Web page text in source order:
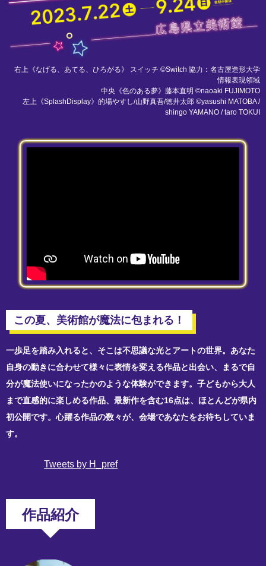
右上《なげる、あてる、ひろがる》 スイッチ ©Switch 協力：名古屋造形大学
情報表現領域
中央《色のある夢》藤本直明 ©naoaki FUJIMOTO
左上《SplashDisplay》的場やすし/山野真吾/徳井太郎 ©yasushi MATOBA /
shingo YAMANO / taro TOKUI
この夏、美術館が魔法に包まれる！
一歩足を踏み入れると、そこは不思議な光とアートの世界。あなた
自身の動きに合わせて様々に表情を変える作品と出会い、まるで自
分が魔法使いになったかのような体験ができます。子どもから大人
まで直感的に楽しめる作品、最新作を含む16点は、ほとんどが県内
初公開です。心躍る作品の数々が、会場であなたをお待ちしていま
す。
Tweets by H_pref
作品紹介